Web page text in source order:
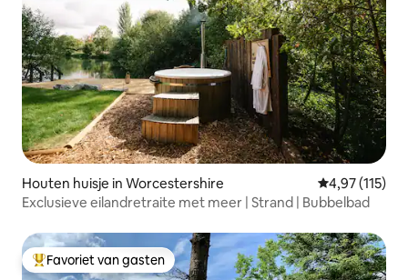
Houten huisje in Worcestershire Gemiddelde
4,97 (115)
Exclusieve eilandretraite met meer | Strand | Bubbelbad
Topfavoriet van gasten
Favoriet van gasten